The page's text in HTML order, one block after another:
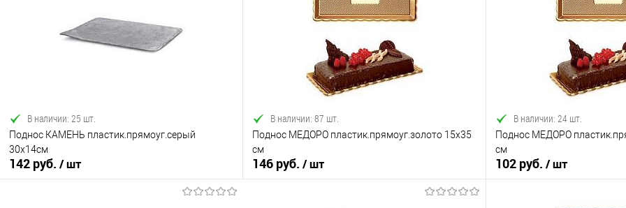
В наличии: 25 шт.
Поднос КАМЕНЬ пластик.прямоуг.серый
30х14см
142 руб. / шт
В наличии: 87 шт.
Поднос МЕДОРО пластик.прямоуг.золото 15х35
см
146 руб. / шт
В наличии: 24 шт.
Поднос МЕДОРО
см
102 руб. / шт